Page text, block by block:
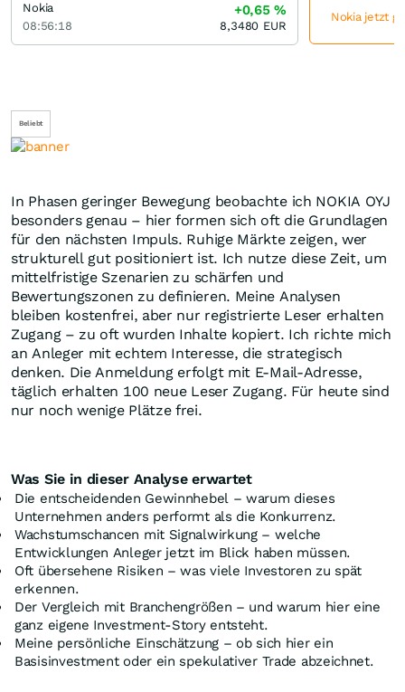
Beliebt
In Phasen geringer Bewegung beobachte ich NOKIA OYJ
besonders genau – hier formen sich oft die Grundlagen
für den nächsten Impuls. Ruhige Märkte zeigen, wer
strukturell gut positioniert ist. Ich nutze diese Zeit, um
mittelfristige Szenarien zu schärfen und
Bewertungszonen zu definieren. Meine Analysen
bleiben kostenfrei, aber nur registrierte Leser erhalten
Zugang – zu oft wurden Inhalte kopiert. Ich richte mich
an Anleger mit echtem Interesse, die strategisch
denken. Die Anmeldung erfolgt mit E-Mail-Adresse,
täglich erhalten 100 neue Leser Zugang. Für heute sind
nur noch wenige Plätze frei.
Was Sie in dieser Analyse erwartet
Die entscheidenden Gewinnhebel – warum dieses
Unternehmen anders performt als die Konkurrenz.
Wachstumschancen mit Signalwirkung – welche
Entwicklungen Anleger jetzt im Blick haben müssen.
Oft übersehene Risiken – was viele Investoren zu spät
erkennen.
Der Vergleich mit Branchengrößen – und warum hier eine
ganz eigene Investment-Story entsteht.
Meine persönliche Einschätzung – ob sich hier ein
Basisinvestment oder ein spekulativer Trade abzeichnet.
Nokia
08:56:18
+0,65%
8,3480 EUR
Nokia jetzt